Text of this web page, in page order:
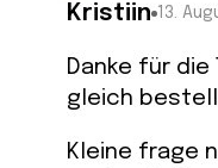
Kristiin 13.
Danke für die
gleich
Kleine frage